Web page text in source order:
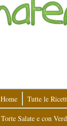
Home Tutte le
Torte Salate e con